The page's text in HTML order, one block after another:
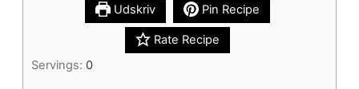
Udskriv Pin Recipe
Rate Recipe
Servings: 0